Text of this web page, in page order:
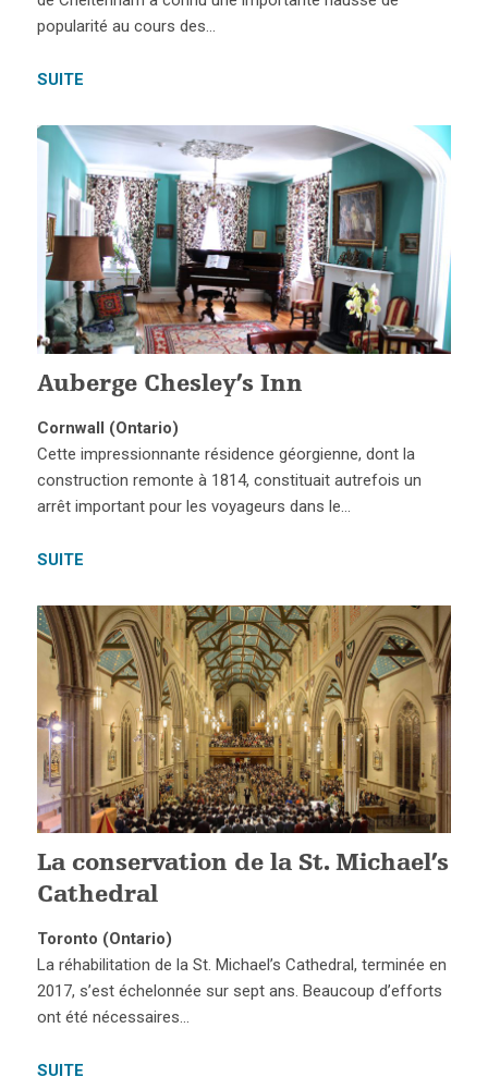
popularité au cours des…
SUITE
Auberge Chesley’s Inn
Cornwall (Ontario)
Cette impressionnante résidence géorgienne, dont la
construction remonte à 1814, constituait autrefois un
arrêt important pour les voyageurs dans le…
SUITE
La conservation de la St. Michael’s
Cathedral
Toronto (Ontario)
La réhabilitation de la St. Michael’s Cathedral, terminée en
2017, s’est échelonnée sur sept ans. Beaucoup d’efforts
ont été nécessaires…
SUITE